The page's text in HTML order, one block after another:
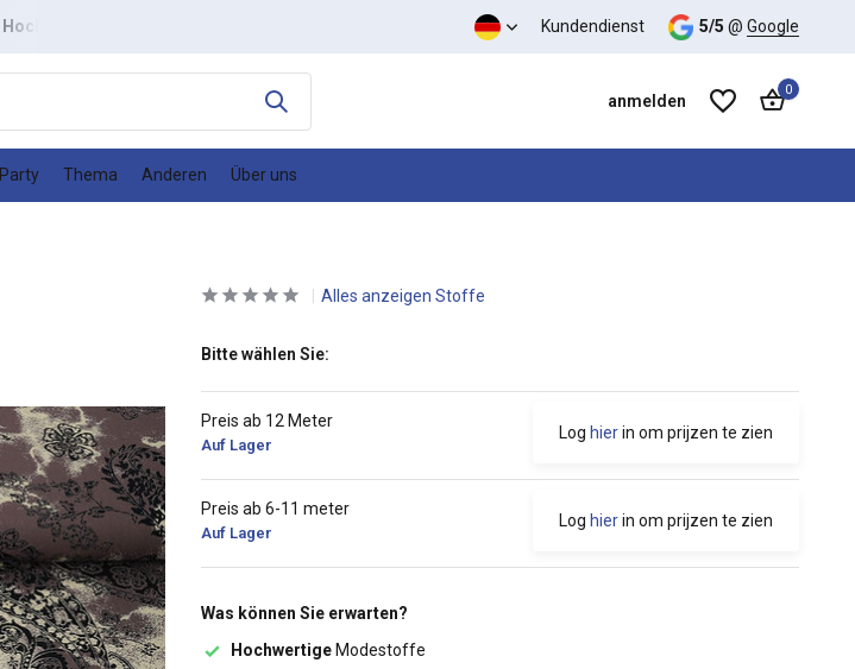
Hochwertige Preis-Leistungs-Verhältnis Kundendienst 5/5 @ Google
anmelden
0
Party Thema Anderen Über uns
Alles anzeigen Stoffe
Bitte wählen Sie:
Preis ab 12 Meter
Auf Lager
Log hierin om prijzen te zien
Preis ab 6-11 meter
Auf Lager
Log hierin om prijzen te zien
Was können Sie erwarten?
HochwertigeModestoffe